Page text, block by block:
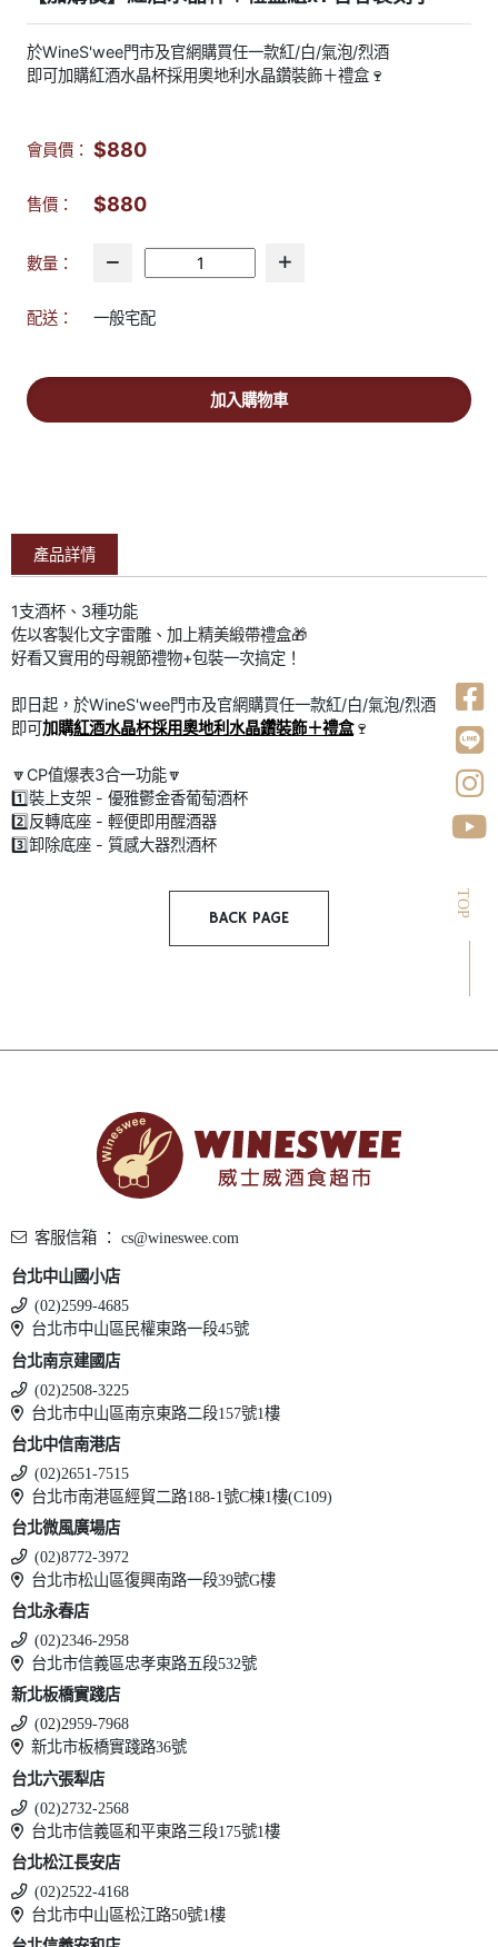
於WineS'wee門市及官網購買任一款紅/白/氣泡/烈酒
即可加購紅酒水晶杯採用奧地利水晶鑽裝飾＋禮盒🍷
會員價： $880
售價： $880
數量：
配送： 一般宅配
加入購物車
產品詳情
1支酒杯、3種功能
佐以客製化文字雷雕、加上精美緞帶禮盒🎁
好看又實用的母親節禮物+包裝一次搞定！
即日起，於WineS'wee門市及官網購買任一款紅/白/氣泡/烈酒
即可加購紅酒水晶杯採用奧地利水晶鑽裝飾＋禮盒🍷
🔽CP值爆表3合一功能🔽
1️⃣裝上支架 - 優雅鬱金香葡萄酒杯
2️⃣反轉底座 - 輕便即用醒酒器
3️⃣卸除底座 - 質感大器烈酒杯
BACK PAGE TOP
客服信箱 ： cs@wineswee.com
台北中山國小店
(02)2599-4685
台北市中山區民權東路一段45號
台北南京建國店
(02)2508-3225
台北市中山區南京東路二段157號1樓
台北中信南港店
(02)2651-7515
台北市南港區經貿二路188-1號C棟1樓(C109)
台北微風廣場店
(02)8772-3972
台北市松山區復興南路一段39號G樓
台北永春店
(02)2346-2958
台北市信義區忠孝東路五段532號
新北板橋實踐店
(02)2959-7968
新北市板橋實踐路36號
台北六張犁店
(02)2732-2568
台北市信義區和平東路三段175號1樓
台北松江長安店
(02)2522-4168
台北市中山區松江路50號1樓